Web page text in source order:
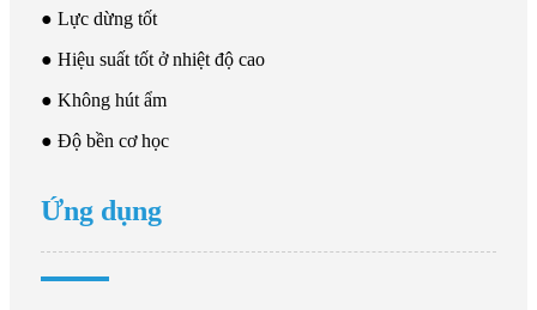
● Lực dừng tốt
● Hiệu suất tốt ở nhiệt độ cao
● Không hút ẩm
● Độ bền cơ học
Ứng dụng